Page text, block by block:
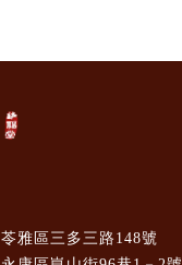
雅區三多三路148號